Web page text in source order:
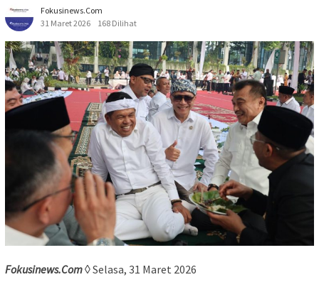
Fokusinews.com
31 Maret 2026
168 Dilihat
Fokusinews.Com◊ Selasa, 31 Maret 2026